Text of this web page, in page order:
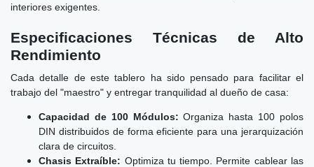
interiores exigentes.
Especificaciones Técnicas de Alto
Rendimiento
Cada detalle de este tablero ha sido pensado para facilitar el
trabajo del "maestro" y entregar tranquilidad al dueño de casa:
Capacidad de 100 Módulos: Organiza hasta 100 polos
DIN distribuidos de forma eficiente para una jerarquización
clara de circuitos.
Chasis Extraíble: Optimiza tu tiempo. Permite cablear las